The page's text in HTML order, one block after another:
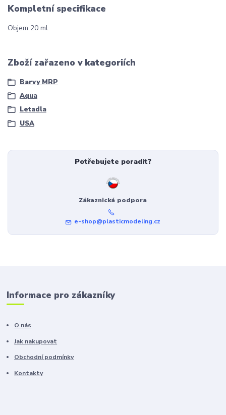
Kompletní specifikace
Objem 20 ml.
Zboží zařazeno v kategoriích
Barvy MRP
Aqua
Letadla
USA
Potřebujete poradit?
Zákaznická podpora
e-shop@plasticmodeling.cz
Informace pro zákazníky
O nás
Jak nakupovat
Obchodní podmínky
Kontakty